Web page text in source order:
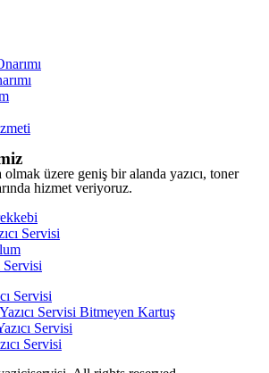
üzere geniş bir alanda yazıcı, toner
hizmet veriyoruz.
Servisi
Servisi
Servisi
Servisi Bitmeyen Kartuş
Servisi
Servisi